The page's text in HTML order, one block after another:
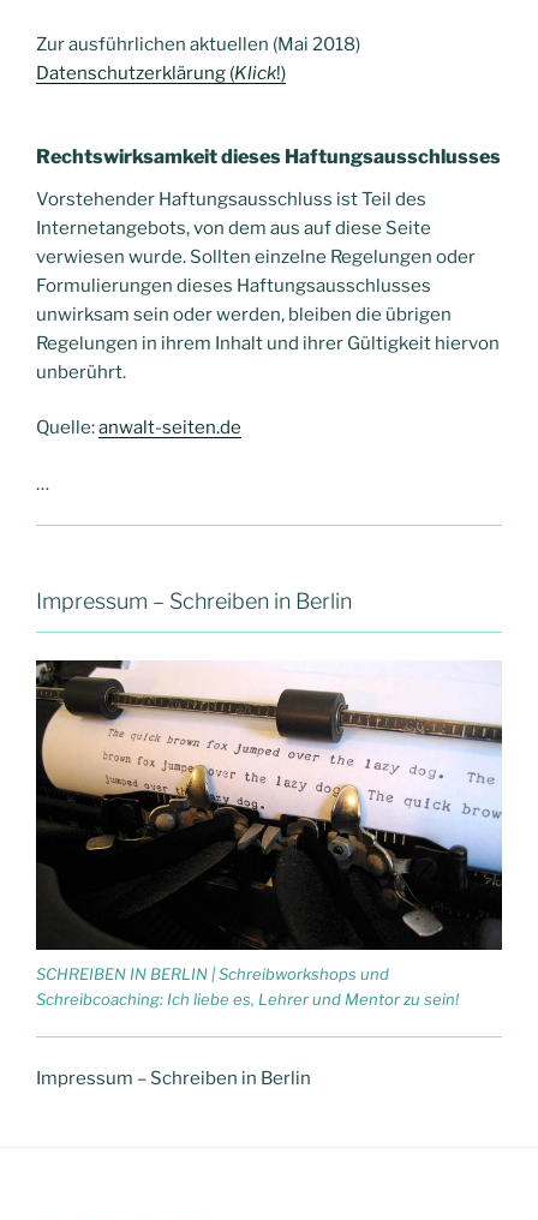
Zur ausführlichen aktuellen (Mai 2018)
Datenschutzerklärung (Klick!)
Rechtswirksamkeit dieses Haftungsausschlusses
Vorstehender Haftungsausschluss ist Teil des
Internetangebots, von dem aus auf diese Seite
verwiesen wurde. Sollten einzelne Regelungen oder
Formulierungen dieses Haftungsausschlusses
unwirksam sein oder werden, bleiben die übrigen
Regelungen in ihrem Inhalt und ihrer Gültigkeit hiervon
unberührt.
Quelle:anwalt-seiten.de
…
Impressum – Schreiben in Berlin
SCHREIBEN IN BERLIN | Schreibworkshops und
Schreibcoaching: Ich liebe es, Lehrer und Mentor zu sein!
Impressum – Schreiben in Berlin